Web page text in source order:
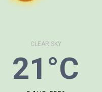
CLEAR SKY
21°C